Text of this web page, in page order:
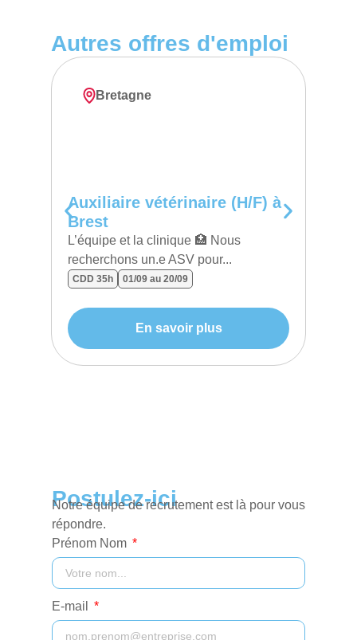
Autres offres d'emploi
Bretagne
Auxiliaire vétérinaire (H/F) à
Brest
L’équipe et la clinique 🏥 Nous
recherchons un.e ASV pour...
CDD 35h 01/09 au 20/09
En savoir plus
Postulez-ici
Notre équipe de recrutement est là pour vous
répondre.
Prénom Nom
E-mail